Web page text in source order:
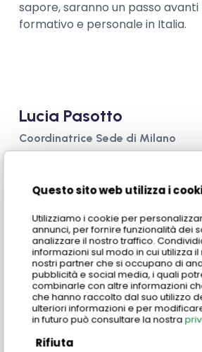
Questo sito web utilizza i
Utilizziamo i cookie per
annunci, per fornire funzionalità dei
analizzare il nostro traffico.
informazioni sul modo in cui utilizza
nostri partner che si occupano di
pubblicità e social media, i quali
combinarle con altre informazioni
che hanno raccolto dal suo utilizzo
ulteriori informazioni e per
in futuro può consultare la nostra
Rifiuta
sapore, saranno un passo
formativo e personale in Italia.
Lucia Pasotto
Coordinatrice Sede di Milano
Share Share
Share Pin